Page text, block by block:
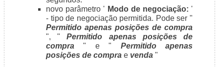
novo parâmetro ' Modo de negociação: '
- tipo de negociação permitida. Pode ser "
Permitido apenas posições de compra
", "Permitido apenas posições de
compra " e " Permitido apenas
posições de compra e venda "